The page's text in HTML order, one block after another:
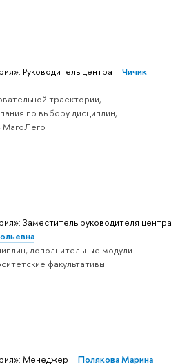
Руководитель центра – Чичик
траектории,
по выбору дисциплин,
МагоЛего
Заместитель руководителя центра
дополнительные модули
факультативы
Менеджер – Полякова Марина
семинары"
итоговой